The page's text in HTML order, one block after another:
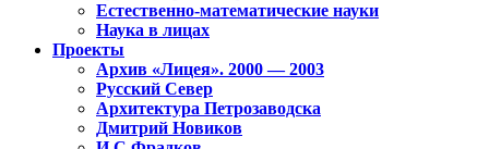
Естественно-математические науки
Наука в лицах
Проекты
Архив «Лицея». 2000 — 2003
Русский Север
Архитектура Петрозаводска
Дмитрий Новиков